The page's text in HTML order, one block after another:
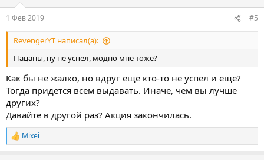
1 Фев 2019 #5
RevengerYT написал(а):
Пацаны, ну не успел, модно мне тоже?
Как бы не жалко, но вдруг еще кто-то не успел и еще?
Тогда придется всем выдавать. Иначе, чем вы лучше
других?
Давайте в другой раз? Акция закончилась.
Р
е
Mixei